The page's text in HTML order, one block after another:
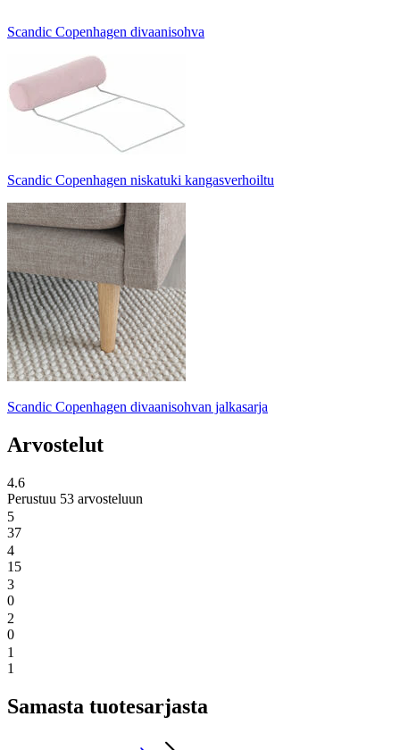
Scandic Copenhagen divaanisohva
Scandic Copenhagen niskatuki kangasverhoiltu
Scandic Copenhagen divaanisohvan jalkasarja
Arvostelut
4.6
Perustuu 53 arvosteluun
5
37
4
15
3
0
2
0
1
1
Samasta tuotesarjasta